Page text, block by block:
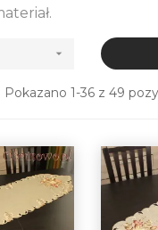

Pokazano 1-36 z 49